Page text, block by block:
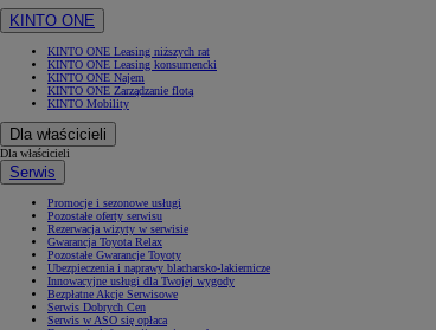
KINTO ONE
KINTO ONE Leasing niższych rat
KINTO ONE Leasing konsumencki
KINTO ONE Najem
KINTO ONE Zarządzanie flotą
KINTO Mobility
Dla właścicieli
Dla właścicieli
Serwis
Promocje i sezonowe usługi
Pozostałe oferty serwisu
Rezerwacja wizyty w serwisie
Gwarancja Toyota Relax
Pozostałe Gwarancje Toyoty
Ubezpieczenia i naprawy blacharsko-lakiernicze
Innowacyjne usługi dla Twojej wygody
Bezpłatne Akcje Serwisowe
Serwis Dobrych Cen
Serwis w ASO się opłaca